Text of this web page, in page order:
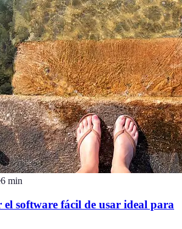
6 min
el software fácil de usar ideal para